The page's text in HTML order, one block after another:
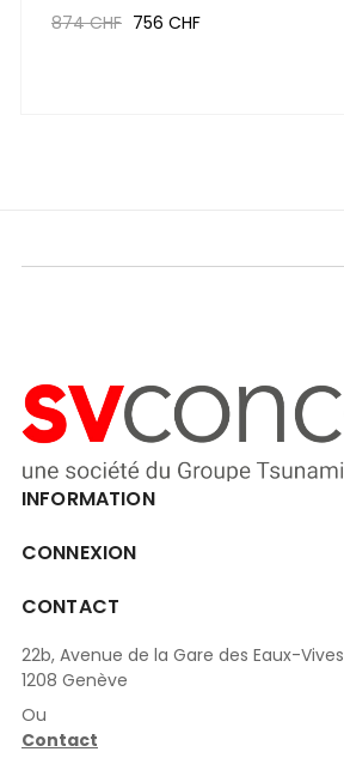
874 CHF 756 CHF
INFORMATION
CONNEXION
CONTACT
22b, Avenue de la Gare des Eaux-Vives
1208 Genève
Ou
Contact